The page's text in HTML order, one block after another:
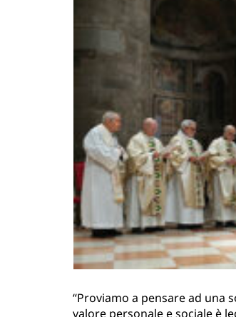
“Proviamo a pensare ad una
valore personale e sociale è